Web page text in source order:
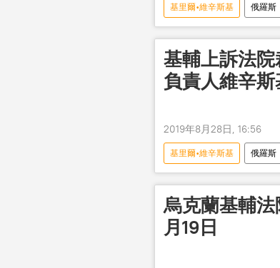
基里爾•維辛斯基 俄羅斯
基輔上訴法
負責人維辛斯
2019年8月28日, 16:56
基里爾•維辛斯基 俄羅斯
烏克蘭基輔
月19日